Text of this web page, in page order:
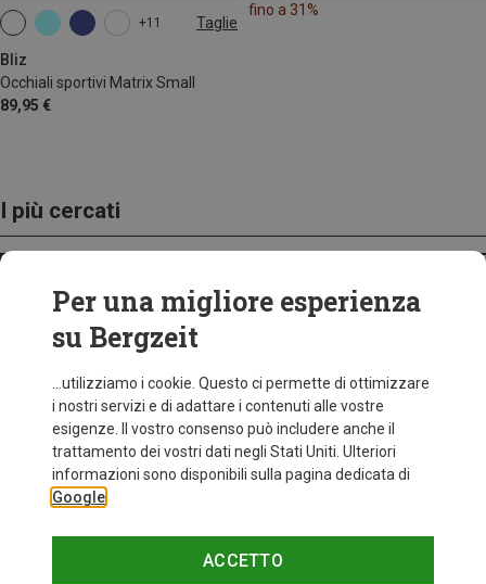
+11 Taglie
Bliz
Occhiali sportivi Matrix Small
89,95 €
ONE SIZE
fino a 31%
I più cercati
Per una migliore esperienza
su Bergzeit
...utilizziamo i cookie. Questo ci permette di ottimizzare
i nostri servizi e di adattare i contenuti alle vostre
esigenze. Il vostro consenso può includere anche il
trattamento dei vostri dati negli Stati Uniti. Ulteriori
informazioni sono disponibili sulla pagina dedicata di
Google
ACCETTO